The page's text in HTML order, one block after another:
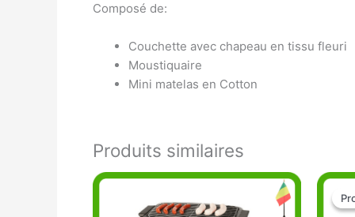
Composé de:
Couchette avec chapeau en tissu fleuri
Moustiquaire
Mini matelas en Cotton
Produits similaires